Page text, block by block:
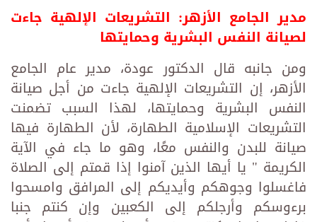
مدير الجامع الأزهر: التشريعات الإلهية جاءت
لصيانة النفس البشرية وحمايتها
ومن جانبه قال الدكتور عودة، مدير عام الجامع
الأزهر، إن التشريعات الإلهية جاءت من أجل صيانة
النفس البشرية وحمايتها، لهذا السبب تضمنت
التشريعات الإسلامية الطهارة، لأن الطهارة فيها
صيانة للبدن والنفس معًا، وهو ما جاء في الآية
الكريمة " يا أيها الذين آمنوا إذا قمتم إلى الصلاة
فاغسلوا وجوهكم وأيديكم إلى المرافق وامسحوا
برءوسكم وأرجلكم إلى الكعبين وإن كنتم جنبا